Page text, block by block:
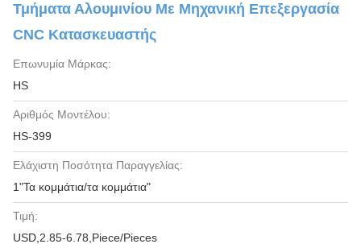
Τμήματα Αλουμινίου Με Μηχανική Επεξεργασία
CNC Κατασκευαστής
Επωνυμία Μάρκας:
HS
Αριθμός Μοντέλου:
HS-399
Ελάχιστη Ποσότητα Παραγγελίας:
1"Τα κομμάτια/τα κομμάτια"
Τιμή:
USD,2.85-6.78,Piece/Pieces